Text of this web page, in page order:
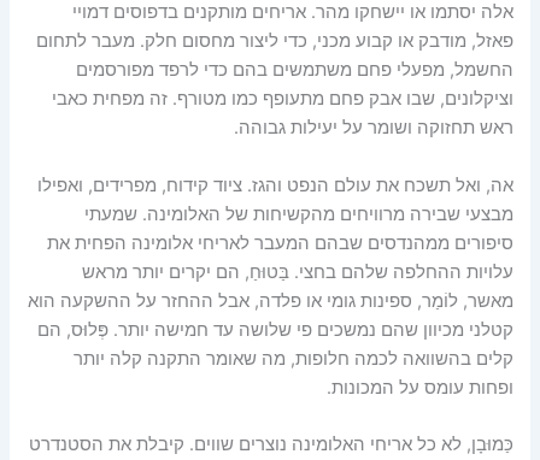
אלה יסתמו או יישחקו מהר. אריחים מותקנים בדפוסים דמויי
פאזל, מודבק או קבוע מכני, כדי ליצור מחסום חלק. מעבר לתחום
החשמל, מפעלי פחם משתמשים בהם כדי לרפד מפורסמים
וציקלונים, שבו אבק פחם מתעופף כמו מטורף. זה מפחית כאבי
ראש תחזוקה ושומר על יעילות גבוהה.
אה, ואל תשכח את עולם הנפט והגז. ציוד קידוח, מפרידים, ואפילו
מבצעי שבירה מרוויחים מהקשיחות של האלומינה. שמעתי
סיפורים ממהנדסים שבהם המעבר לאריחי אלומינה הפחית את
עלויות ההחלפה שלהם בחצי. בַּטוּחַ, הם יקרים יותר מראש
מאשר, לוֹמַר, ספינות גומי או פלדה, אבל ההחזר על ההשקעה הוא
קטלני מכיוון שהם נמשכים פי שלושה עד חמישה יותר. פְּלוּס, הם
קלים בהשוואה לכמה חלופות, מה שאומר התקנה קלה יותר
ופחות עומס על המכונות.
כַּמוּבָן, לא כל אריחי האלומינה נוצרים שווים. קיבלת את הסטנדרט